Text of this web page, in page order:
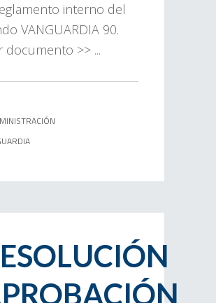
interno del
VANGUARDIA 90.
documento >> ...